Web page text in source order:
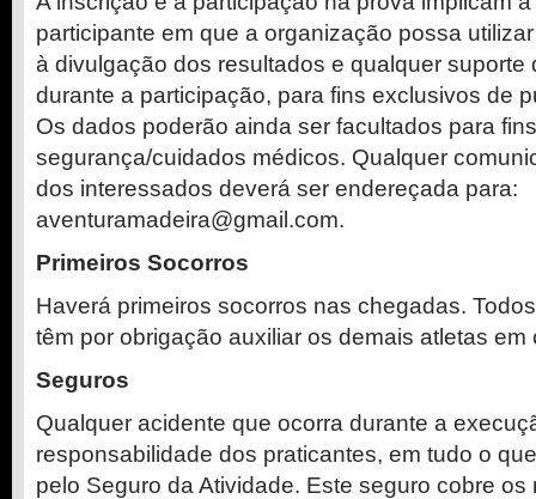
participante em que a organização possa
à divulgação dos resultados e qualquer suporte
durante a participação, para fins exclusivos de
Os dados poderão ainda ser facultados para
segurança/cuidados médicos. Qualquer
dos interessados deverá ser endereçada para:
aventuramadeira@gmail.com.
Primeiros Socorros
Haverá primeiros socorros nas chegadas.
têm por obrigação auxiliar os demais atletas
Seguros
Qualquer acidente que ocorra durante a
responsabilidade dos praticantes, em tudo o
pelo Seguro da Atividade. Este seguro cobre